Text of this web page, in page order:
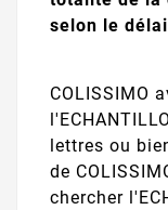
selon le
COLISSIMO
lettres ou
de
chercher